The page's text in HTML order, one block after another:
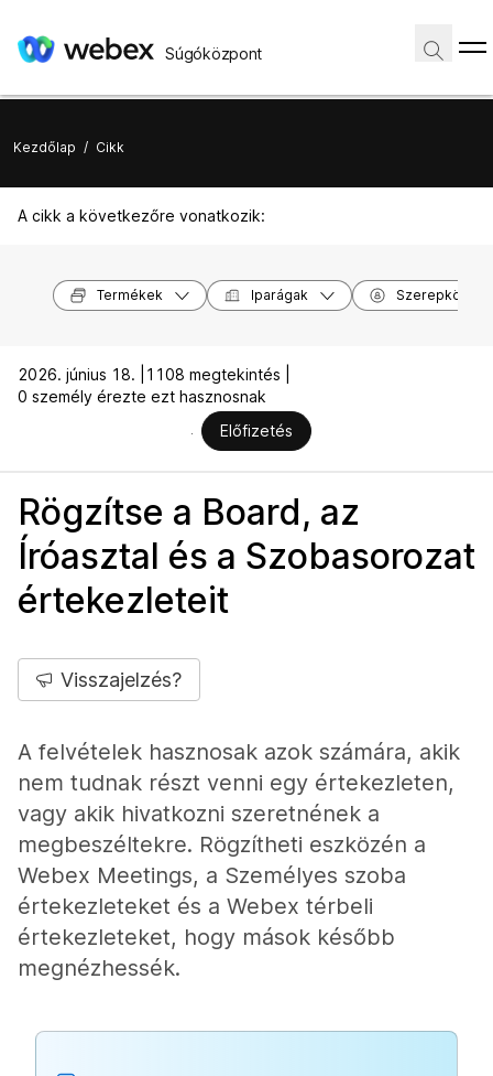
Súgóközpont
Kezdőlap / Cikk
A cikk a következőre vonatkozik:
Termékek Iparágak Szerepkörök
2026. június 18. |
1108 megtekintés |
0 személy érezte ezt hasznosnak
Előfizetés
Rögzítse a Board, az
Íróasztal és a Szobasorozat
értekezleteit
Visszajelzés?
A felvételek hasznosak azok számára, akik
nem tudnak részt venni egy értekezleten,
vagy akik hivatkozni szeretnének a
megbeszéltekre. Rögzítheti eszközén a
Webex Meetings, a Személyes szoba
értekezleteket és a Webex térbeli
értekezleteket, hogy mások később
megnézhessék.